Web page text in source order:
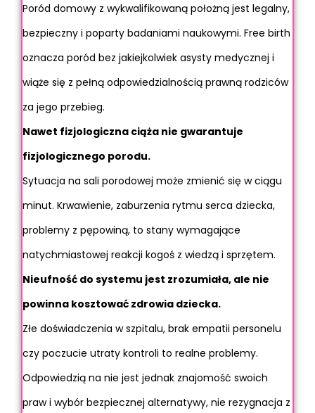
Poród domowy z wykwalifikowaną położną jest legalny,
bezpieczny i poparty badaniami naukowymi. Free birth
oznacza poród bez jakiejkolwiek asysty medycznej i
wiąże się z pełną odpowiedzialnością prawną rodziców
za jego przebieg.
Nawet fizjologiczna ciąża nie gwarantuje
fizjologicznego porodu.
Sytuacja na sali porodowej może zmienić się w ciągu
minut. Krwawienie, zaburzenia rytmu serca dziecka,
problemy z pępowiną, to stany wymagające
natychmiastowej reakcji kogoś z wiedzą i sprzętem.
Nieufność do systemu jest zrozumiała, ale nie
powinna kosztować zdrowia dziecka.
Złe doświadczenia w szpitalu, brak empatii personelu
czy poczucie utraty kontroli to realne problemy.
Odpowiedzią na nie jest jednak znajomość swoich
praw i wybór bezpiecznej alternatywy, nie rezygnacja z